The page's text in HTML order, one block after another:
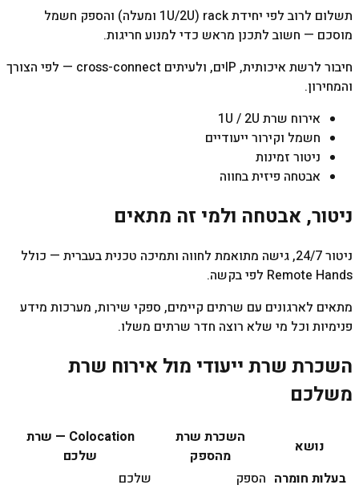
תשלום לרוב לפי יחידת rack (1U/2U ומעלה) והספק חשמל
מוסכם — חשוב לתכנן מראש כדי למנוע חריגות.
חיבור לרשת איכותית, IPים, ולעיתים cross-connect — לפי הצורך
והמחירון.
אירוח שרת 1U / 2U
חשמל וקירור ייעודיים
ניטור זמינות
אבטחה פיזית בחווה
ניטור, אבטחה ולמי זה מתאים
ניטור 24/7, גישה מתואמת לחווה ותמיכה טכנית בעברית — כולל
Remote Hands לפי בקשה.
מתאים לארגונים עם שרתים קיימים, ספקי שירות, מערכות מידע
פנימיות וכל מי שלא רוצה חדר שרתים משלו.
השכרת שרת ייעודי מול אירוח שרת
משלכם
נושא
השכרת שרת
מהספק
Colocation — שרת
שלכם
בעלות חומרה הספק
שלכם